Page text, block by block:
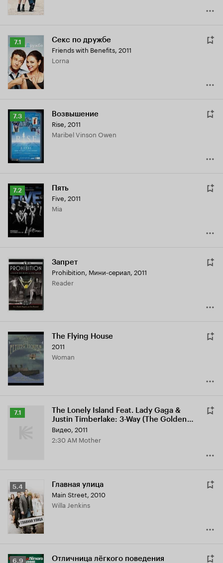
Рейтинг
Кинопоиска
7.1
7.1 Секс по дружбе
Friends with Benefits, 2011
Lorna
Рейтинг
Кинопоиска
7.3
7.3 Возвышение
Rise, 2011
Maribel Vinson Owen
Рейтинг
Кинопоиска
7.2
7.2 Пять
Five, 2011
Mia
Запрет
Prohibition, Мини-сериал, 2011
Reader
The Flying House
2011
Woman
Рейтинг
7.1
The Lonely Island Feat. Lady Gaga &
Justin Timberlake: 3-Way (The Golden
Rule)
Видео, 2011
2:30 AM Mother
Рейтинг
Кинопоиска
5.4
5.4 Главная улица
Main Street, 2010
Willa Jenkins
Рейтинг
6.9 Отличница лёгкого поведения